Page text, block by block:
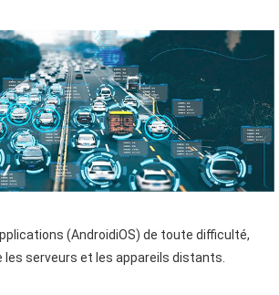
(AndroidiOS) de toute difficulté,
serveurs et les appareils distants.